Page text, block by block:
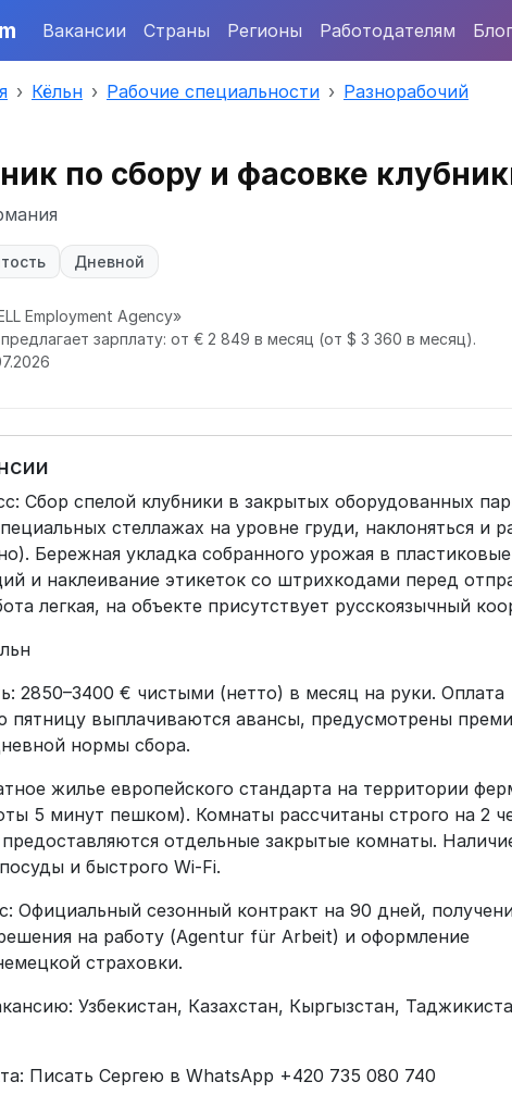
Вакансии Страны Регионы Работодателям Блог
Кёльн Рабочие специальности Разнорабочий
по сбору и фасовке
Дневной
Employment Agency»
зарплату: от € 2 849 в месяц (от $ 3 360 в месяц).
Сбор спелой клубники в закрытых оборудованных
стеллажах на уровне груди, наклоняться и
Бережная укладка собранного урожая в
и наклеивание этикеток со штрихкодами перед
легкая, на объекте присутствует русскоязычный
2850–3400 € чистыми (нетто) в месяц на руки. Оплата
пятницу выплачиваются авансы, предусмотрены
нормы сбора.
жилье европейского стандарта на территории
5 минут пешком). Комнаты рассчитаны строго на 2
отдельные закрытые комнаты.
и быстрого Wi-Fi.
Официальный сезонный контракт на 90 дней,
на работу (Agentur für Arbeit) и оформление
страховки.
Узбекистан, Казахстан, Кыргызстан,
Писать Сергею в WhatsApp +420 735 080 740